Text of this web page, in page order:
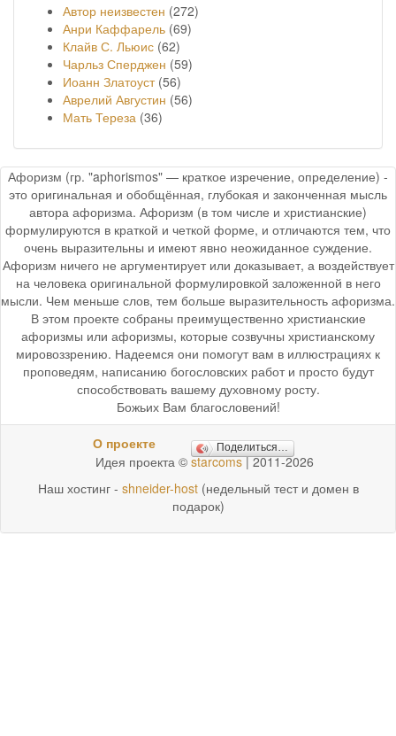
Автор неизвестен (272)
Анри Каффарель (69)
Клайв С. Льюис (62)
Чарльз Сперджен (59)
Иоанн Златоуст(56)
Аврелий Августин (56)
Мать Тереза (36)
Афоризм (гр. "aphorismos" — краткое изречение, определение) -
это оригинальная и обобщённая, глубокая и законченная мысль
автора афоризма. Афоризм (в том числе и христианские)
формулируются в краткой и четкой форме, и отличаются тем, что
очень выразительны и имеют явно неожиданное суждение.
Афоризм ничего не аргументирует или доказывает, а воздействует
на человека оригинальной формулировкой заложенной в него
мысли. Чем меньше слов, тем больше выразительность афоризма.
В этом проекте собраны преимущественно христианские
афоризмы или афоризмы, которые созвучны христианскому
мировоззрению. Надеемся они помогут вам в иллюстрациях к
проповедям, написанию богословских работ и просто будут
способствовать вашему духовному росту.
Божьих Вам благословений!
О проекте Поделиться…
Идея проекта © starcoms| 2011-2026
Наш хостинг - shneider-host(недельный тест и домен в
подарок)